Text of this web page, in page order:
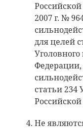
2007 г. №
для целей
Федерации,
статьи 234
Не